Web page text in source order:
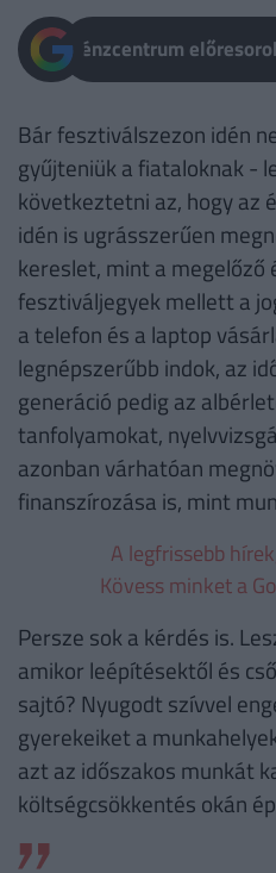
Pénzcentrum
Bár fesztiválszezon idén
gyűjteniük a fiataloknak -
következtetni az, hogy az
idén is ugrásszerűen
kereslet, mint a megelőző
fesztiváljegyek mellett a
a telefon és a laptop
legnépszerűbb indok, az
generáció pedig az
tanfolyamokat,
azonban várhatóan
finanszírozása is, mint
A legfrissebb
Kövess minket a
Persze sok a kérdés is.
amikor leépítésektől és
sajtó? Nyugodt szívvel
gyerekeiket a
azt az időszakos munkát
költségcsökkentés okán